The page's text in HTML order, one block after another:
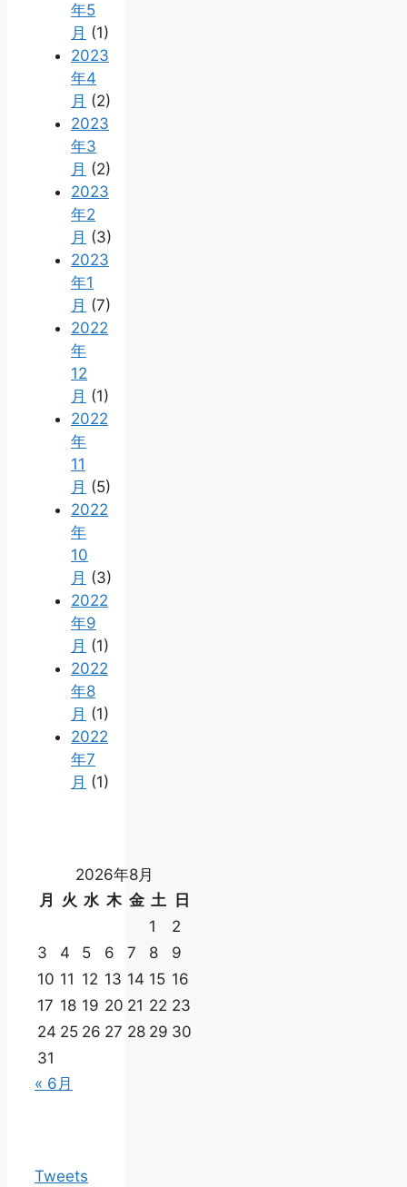
年5
月 (1)
2023
年4
月 (2)
2023
年3
月 (2)
2023
年2
月 (3)
2023
年1
月 (7)
2022
年
12
月 (1)
2022
年
11
月 (5)
2022
年
10
月 (3)
2022
年9
月 (1)
2022
年8
月 (1)
2022
年7
月 (1)
2026年8月
月
火 水 木 金 土
日
1
2
3
4 5 6 7 8
9
10 11 12 13 14 15 16
17 18 19 20 21 22 23
24 25 26 27 28 29 30
31
« 6月
Tweets